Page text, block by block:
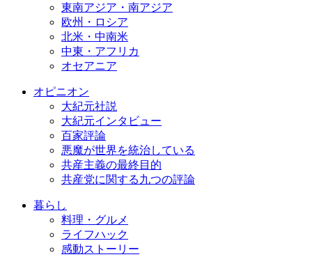
東南アジア・南アジア
欧州・ロシア
北米・中南米
中東・アフリカ
オセアニア
オピニオン
大紀元社説
大紀元インタビュー
百家評論
悪魔が世界を統治している
共産主義の最終目的
共産党に関する九つの評論
暮らし
料理・グルメ
ライフハック
感動ストーリー